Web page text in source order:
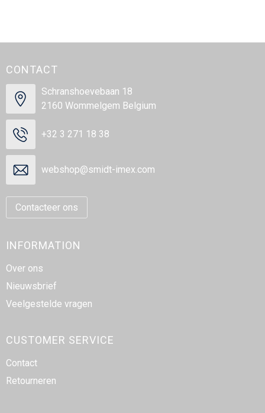
CONTACT
Schranshoevebaan 18
2160 Wommelgem Belgium
+32 3 271 18 38
webshop@smidt-imex.com
Contacteer ons
INFORMATION
Over ons
Nieuwsbrief
Veelgestelde vragen
CUSTOMER SERVICE
Contact
Retourneren